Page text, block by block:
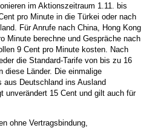
im Aktionszeitraum 1.11. bis
pro Minute in die Türkei oder nach
Für Anrufe nach China, Hong Kong
Minute berechne und Gespräche nach
9 Cent pro Minute kosten. Nach
die Standard-Tarife von bis zu 16
diese Länder. Die einmalige
aus Deutschland ins Ausland
unverändert 15 Cent und gilt auch für
ohne Vertragsbindung,